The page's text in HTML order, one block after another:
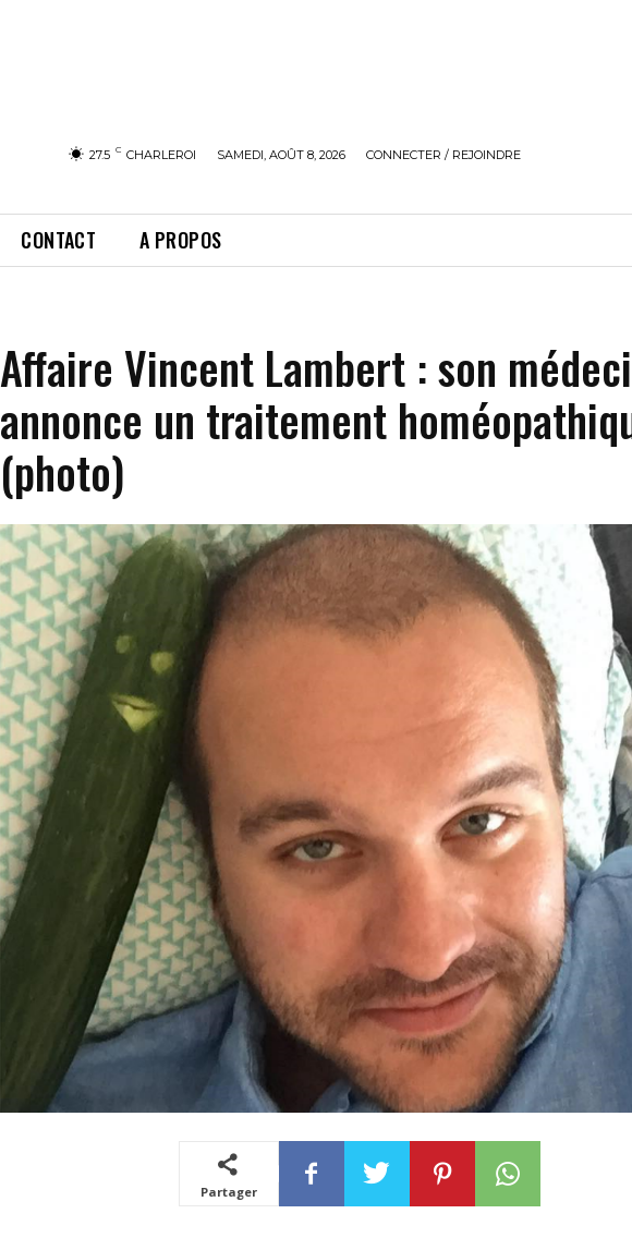
27.5 C CHARLEROI SAMEDI, AOÛT 8, 2026 CONNECTER / REJOINDRE
CONTACT A PROPOS
Affaire Vincent Lambert : son
annonce un traitement
(photo)
Partager